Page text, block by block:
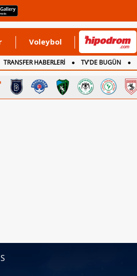
Voleybol
TRANSFER HABERLERİ TV'DE BUGÜN